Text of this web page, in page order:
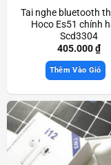
Tai nghe bluetooth
Hoco Es51 chính
Scd3304
405.000₫
Thêm Vào Giỏ